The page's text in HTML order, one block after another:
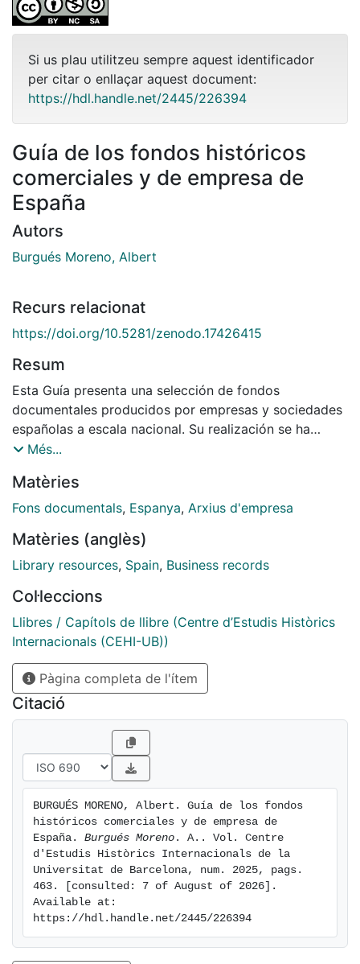
Si us plau utilitzeu sempre aquest identificador
per citar o enllaçar aquest document:
https://hdl.handle.net/2445/226394
Guía de los fondos históricos
comerciales y de empresa de
España
Autors
Burgués Moreno, Albert
Recurs relacionat
https://doi.org/10.5281/zenodo.17426415
Resum
Esta Guía presenta una selección de fondos
documentales producidos por empresas y sociedades
españolas a escala nacional. Su realización se ha
llevado a cabo en el marco de sendos proyectos de
español y europeo. Su objetivo principal es facilitar el
acceso a fuentes primarias de gran valor para la
España contemporánea que hoy en día se pueden
encontrar en archivos, museos, bibliotecas y centros
también tiene el propósito de informar sobre las
características, la procedencia y el estado de
tratamiento y conservación de estos fondos.
Més...
Matèries
Fons documentals, Espanya, Arxius d'empresa
Matèries (anglès)
Library resources, Spain, Business records
Col·leccions
Llibres / Capítols de llibre (Centre d’Estudis Històrics
Internacionals (CEHI-UB))
Pàgina completa de l'ítem
Citació
BURGUÉS MORENO, Albert. Guía de los fondos
históricos comerciales y de empresa de
España. Burgués Moreno . A.. Vol. Centre
d'Estudis Històrics Internacionals de la
Universitat de Barcelona, num. 2025, pags.
463. [consulted: 7 of August of 2026].
Available at:
https://hdl.handle.net/2445/226394